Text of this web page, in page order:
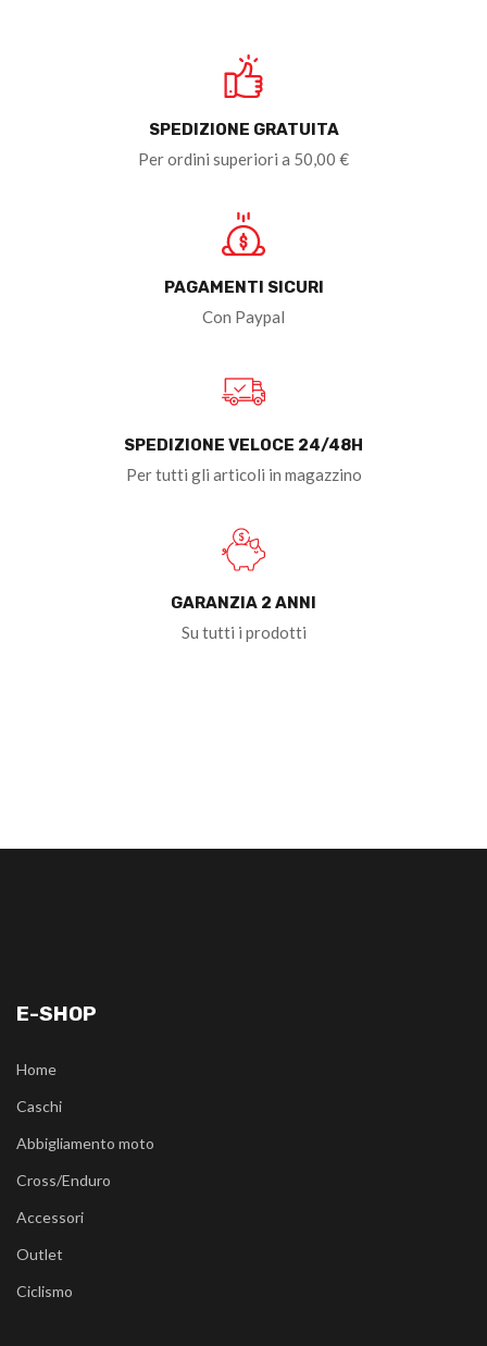
SPEDIZIONE GRATUITA
Per ordini superiori a 50,00 €
PAGAMENTI SICURI
Con Paypal
SPEDIZIONE VELOCE 24/48H
Per tutti gli articoli in magazzino
GARANZIA 2 ANNI
Su tutti i prodotti
E-SHOP
Home
Caschi
Abbigliamento moto
Cross/Enduro
Accessori
Outlet
Ciclismo